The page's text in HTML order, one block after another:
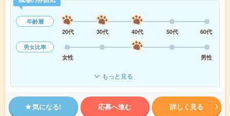
年齢層
20代
30代 40代 50代
60代
男女比率
女性
男性
もっと見る
気になる! 応募へ進む 詳しく見る